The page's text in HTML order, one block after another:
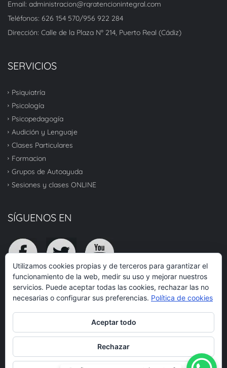
Email: administracion@rqratencionintegral.com
Teléfonos: 626 154 570/956 922 284
Dirección: Calle de la Plaza Nº 214, Puerto Real (Cádiz)
SERVICIOS
Psiquiatría
Psicología
Psicopedagogía
Audición y Lenguaje
Clases Particulares
Formacion
Grupos de Autoayuda
Sesiones y clases ONLINE
SÍGUENOS EN
TOP
© 2020 RQR Atención Integral - Todos los derechos reservados.
Utilizamos cookies propias y de terceros para garantizar el
funcionamiento de la web, medir su uso y mejorar nuestros
servicios. Puede aceptar todas las cookies, rechazar las no
necesarias o configurar sus preferencias. Política de cookies
Aceptar todo
Rechazar